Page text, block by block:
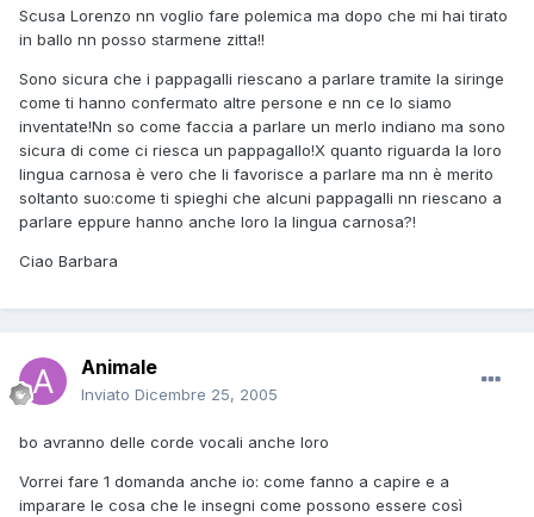
Scusa Lorenzo nn voglio fare polemica ma dopo che mi hai tirato
in ballo nn posso starmene zitta!!
Sono sicura che i pappagalli riescano a parlare tramite la siringe
come ti hanno confermato altre persone e nn ce lo siamo
inventate!Nn so come faccia a parlare un merlo indiano ma sono
sicura di come ci riesca un pappagallo!X quanto riguarda la loro
lingua carnosa è vero che li favorisce a parlare ma nn è merito
soltanto suo:come ti spieghi che alcuni pappagalli nn riescano a
parlare eppure hanno anche loro la lingua carnosa?!
Ciao Barbara
Animale
Inviato Dicembre 25, 2005
bo avranno delle corde vocali anche loro
Vorrei fare 1 domanda anche io: come fanno a capire e a
imparare le cosa che le insegni come possono essere così